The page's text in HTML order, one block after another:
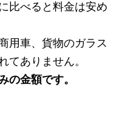
比べると料金は安め
用車、貨物のガラス
てありません。
の金額です。